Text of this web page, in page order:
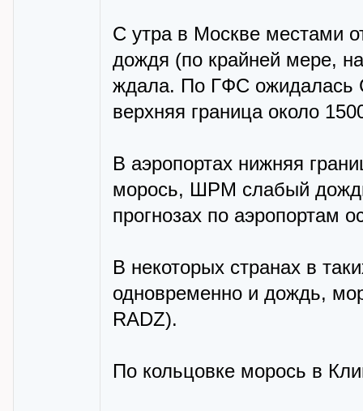
С утра в Москве местами
дождя (по крайней мере,
ждала. По ГФС ожидалась
верхняя граница около
В аэропортах нижняя
морось, ШРМ слабый
прогнозах по аэропортам
В некоторых странах в
одновременно и дождь,
RADZ).
По кольцовке морось в